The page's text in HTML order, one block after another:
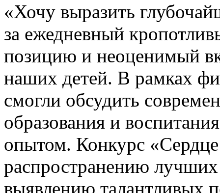
«Хочу выразить
за ежедневный
позицию и неоценимый
наших детей. В рамках
смогли обсудить
образования и
опытом. Конкурс
распространению лучших
выявлению талантливых